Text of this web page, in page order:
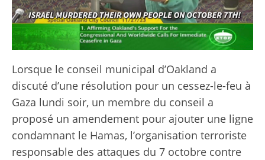
Lorsque le conseil municipal d’Oakland a
discuté d’une résolution pour un cessez-le-feu à
Gaza lundi soir, un membre du conseil a
proposé un amendement pour ajouter une ligne
condamnant le Hamas, l’organisation terroriste
responsable des attaques du 7 octobre contre